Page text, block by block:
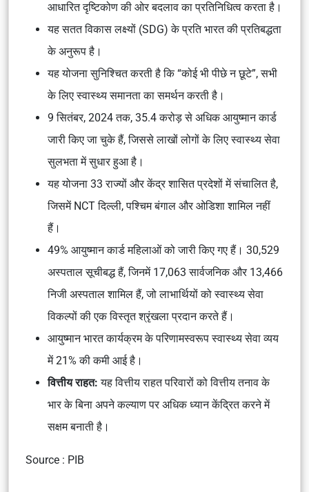
आधारित दृष्टिकोण की ओर बदलाव का प्रतिनिधित्व करता है।
यह सतत विकास लक्ष्यों (SDG) के प्रति भारत की प्रतिबद्धता
के अनुरूप है।
यह योजना सुनिश्चित करती है कि “कोई भी पीछे न छूटे”, सभी
के लिए स्वास्थ्य समानता का समर्थन करती है।
9 सितंबर, 2024 तक, 35.4 करोड़ से अधिक आयुष्मान कार्ड
जारी किए जा चुके हैं, जिससे लाखों लोगों के लिए स्वास्थ्य सेवा
सुलभता में सुधार हुआ है।
यह योजना 33 राज्यों और केंद्र शासित प्रदेशों में संचालित है,
जिसमें NCT दिल्ली, पश्चिम बंगाल और ओडिशा शामिल नहीं
हैं।
49% आयुष्मान कार्ड महिलाओं को जारी किए गए हैं। 30,529
अस्पताल सूचीबद्ध हैं, जिनमें 17,063 सार्वजनिक और 13,466
निजी अस्पताल शामिल हैं, जो लाभार्थियों को स्वास्थ्य सेवा
विकल्पों की एक विस्तृत श्रृंखला प्रदान करते हैं।
आयुष्मान भारत कार्यक्रम के परिणामस्वरूप स्वास्थ्य सेवा व्यय
में 21% की कमी आई है।
वित्तीय राहत:यह वित्तीय राहत परिवारों को वित्तीय तनाव के
भार के बिना अपने कल्याण पर अधिक ध्यान केंद्रित करने में
सक्षम बनाती है।
Source : PIB